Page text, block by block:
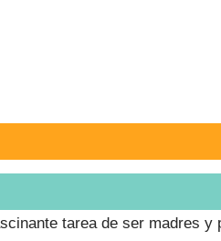
tarea de ser madres y